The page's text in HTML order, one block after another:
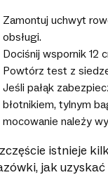
Zamontuj uchwyt
obsługi.
Dociśnij wspornik 12
Powtórz test z
Jeśli pałąk
błotnikiem, tylnym
mocowanie należy
istnieje
jak